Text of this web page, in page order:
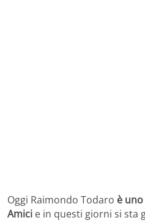
Oggi Raimondo Todaro è
Amici e in questi giorni si sta